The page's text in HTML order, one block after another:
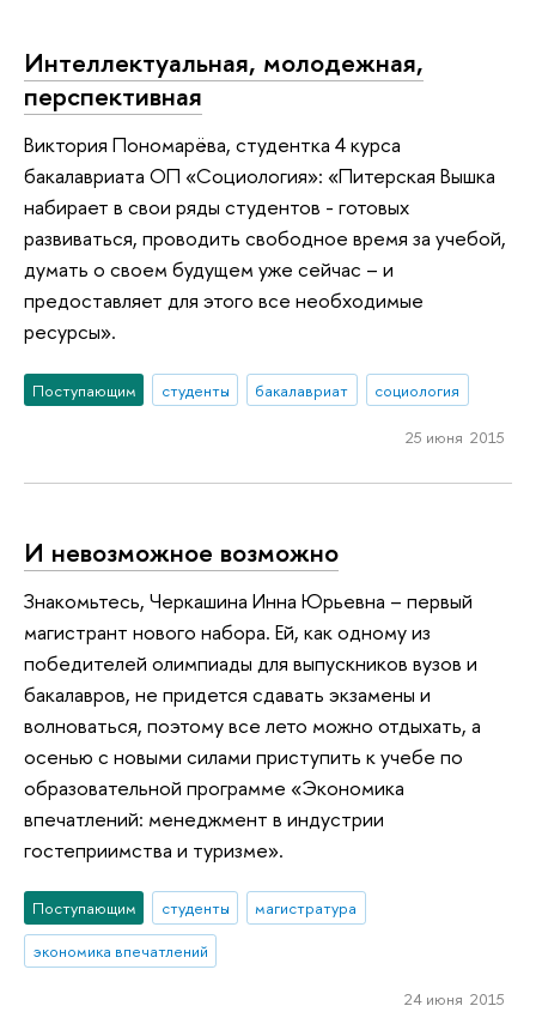
Интеллектуальная, молодежная,
перспективная
Виктория Пономарёва, студентка 4 курса
бакалавриата ОП «Социология»: «Питерская Вышка
набирает в свои ряды студентов - готовых
развиваться, проводить свободное время за учебой,
думать о своем будущем уже сейчас – и
предоставляет для этого все необходимые
ресурсы».
Поступающим студенты бакалавриат социология
25 июня 2015
И невозможное возможно
Знакомьтесь, Черкашина Инна Юрьевна – первый
магистрант нового набора. Ей, как одному из
победителей олимпиады для выпускников вузов и
бакалавров, не придется сдавать экзамены и
волноваться, поэтому все лето можно отдыхать, а
осенью с новыми силами приступить к учебе по
образовательной программе «Экономика
впечатлений: менеджмент в индустрии
гостеприимства и туризме».
Поступающим студенты
магистратура
экономика впечатлений
24 июня 2015